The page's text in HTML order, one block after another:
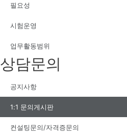
필요성
시험운영
업무활동범위
상담문의
공지사항
1:1 문의게시판
컨설팅문의/자격증문의